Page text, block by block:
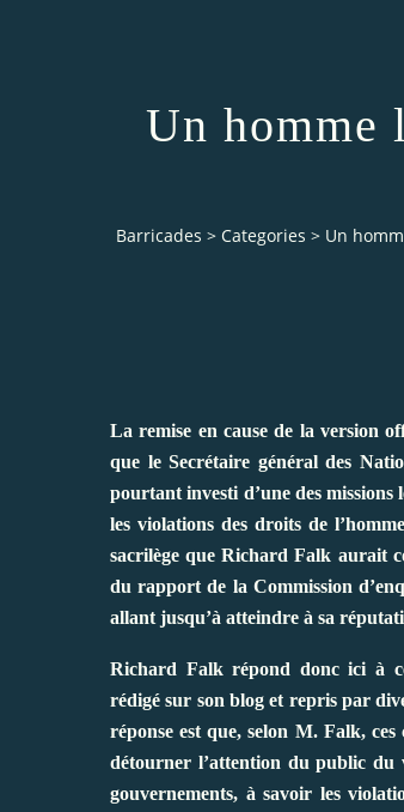
Un homme
Barricades > Categories > Un
La remise en cause de la version
que le Secrétaire général des
pourtant investi d’une des
les violations des droits de
sacrilège que Richard Falk aurait
du rapport de la Commission
allant jusqu’à atteindre à sa
Richard Falk répond donc ici à
rédigésur son bloget repris par
réponse est que, selon M. Falk,
détourner l’attention du public du
gouvernements, à savoir les